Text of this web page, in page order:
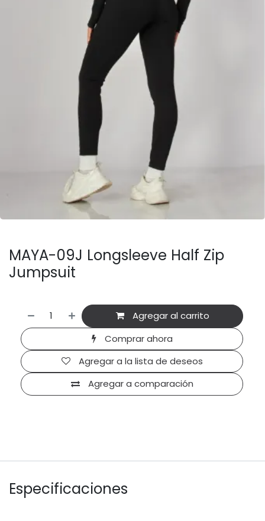
MAYA-09J Longsleeve Half Zip
Jumpsuit
Agregar al carrito
Comprar ahora
Agregar a comparación
Agregar a la lista de deseos
Especificaciones